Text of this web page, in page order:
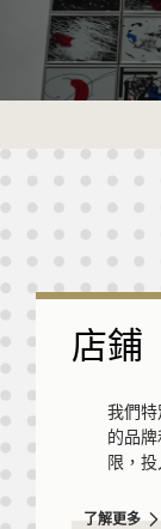
店鋪
我們
的品
限，
了解更多